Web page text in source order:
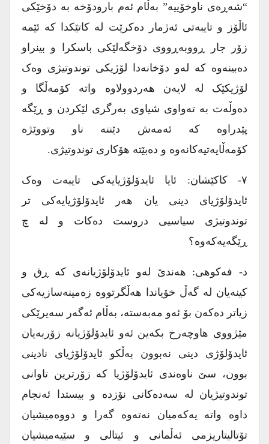
“شەڕەی ناوخۆییە” بەڵام ئەم بارودۆخە بە دۆخێکی
ئاڵۆز و تایبەتی ئەژمار دەکرێت لە کاتێکدا کە ئێمە
زۆر جار ڕووبەڕووی دۆخگەلێکی باسکرا و بینراو
دەبینەوە کە لەو دۆخانەدا لۆژیکی توندوتیژی وەک
لۆژیکێک لە لایەن هەردوولاوە واتە کۆمەڵگا و
دەوڵەت بە تەواوی شیاوی بەرگری لێکردن و ڕێگە
پێدراوە کە ئەمەش دێننە ناو وتووێژە
کۆمەڵایەتیەکانەوە و دەبێتە هۆکاری توندوتیژی.
۷- کاکێشان: ئایا ئایدۆلۆژیایەکی تایبەت وەک
ئایدۆلۆژیای دینی یان هەر ئایدۆلۆژیایەکی تر
توندوتیژی سیاسیی دروست دەکات و لە چ
ڕێگەیەکەوە؟
د- فەکوهی: هەندێ لەو ئایدۆلۆژیانەی کە ڕق و
کینەیان لە گەڵ خۆیاندا هەڵگرتووە زەمینەسازیەکی
زیاتر دەکەن بۆ ئەو مەبەستە، بەڵام ئەگەر سەیرێکی
مێژووی هاوچەرخ بکەین ئەو ئایدۆلۆژیانە زۆربەیان
ئایدۆلۆژی دینی نەبوون بەڵکو ئایدۆلۆژیای نادینی
بوون، سێ ناوەندی ئایدۆلۆژیا کە زۆرترین تاوانی
توندوتیژیان لە سەدەکانی نۆزدە و بیستدا ئەنجام
داوە واتە یەکەمیان نەتەوە گەرا و دووەمیشیان
تۆتالیتاریزمی ئەڵمانی و ئیتالی و سێیەمیشیان